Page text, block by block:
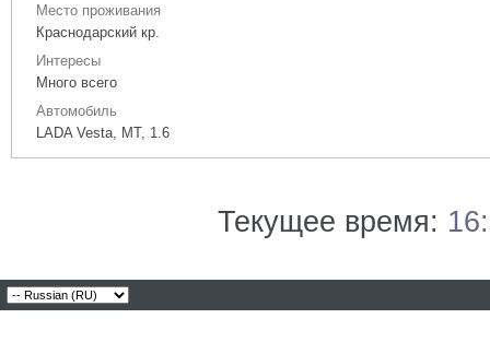
Место проживания
Краснодарский кр.
Интересы
Много всего
Автомобиль
LADA Vesta, МТ, 1.6
Текущее время: